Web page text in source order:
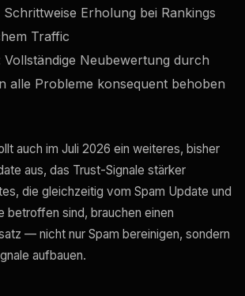
Schrittweise Erholung bei Rankings
Traffic
Vollständige Neubewertung durch
alle Probleme konsequent behoben
auch im Juli 2026 ein weiteres, bisher
aus, das Trust-Signale stärker
die gleichzeitig vom Spam Update und
betroffen sind, brauchen einen
— nicht nur Spam bereinigen, sondern
aufbauen.